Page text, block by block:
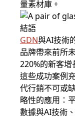
量素材庫。
結語
GDN與AI技術
品牌帶來前所
220%的新客增
這些成功案例
代行銷不可或
略性的應用：
數據與AI技術